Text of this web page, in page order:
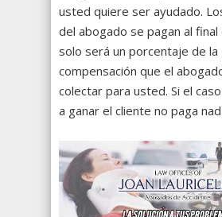
usted quiere ser ayudado.
del abogado se pagan al final
solo será un porcentaje de la
compensación que el
colectar para usted. Si el
a ganar el cliente no paga